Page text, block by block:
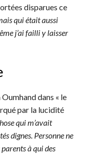
disparues ce
qui était aussi
j’ai failli y laisser
dans « le
par la lucidité
qui m’avait
dignes. Personne ne
à qui des